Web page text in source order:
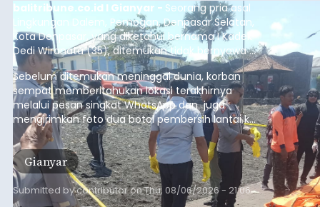
balitribune.co.id I Gianyar - Seorang pria asal
Lingkungan Dalem, Pemogan, Denpasar Selatan,
Kota Denpasar, yang diketahui bernama I Kadek
Dedi Wiranata (35), ditemukan tidak bernyawa di
pesisir Pantai Purnama, Sukawati.
Sebelum ditemukan meninggal dunia, korban
sempat memberitahukan lokasi terakhirnya
melalui pesan singkat WhatsApp dan juga
mengirimkan foto dua botol pembersih lantai ke
istrinya.
Gianyar
Submitted bycontributoronThu, 08/06/2026 - 21:06